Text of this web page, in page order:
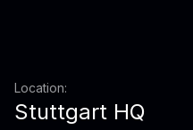
Location:
Stuttgart HQ